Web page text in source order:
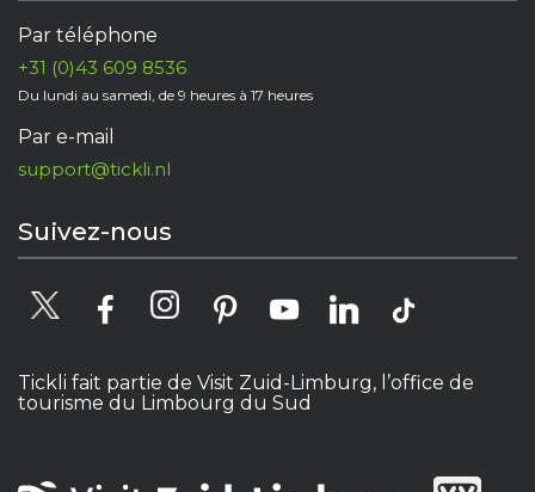
Par téléphone
+31 (0)43 609 8536
Du lundi au samedi, de 9 heures à 17 heures
Par e-mail
support@tickli.nl
Suivez-nous
Tickli fait partie de Visit Zuid-Limburg, l’office de
tourisme du Limbourg du Sud